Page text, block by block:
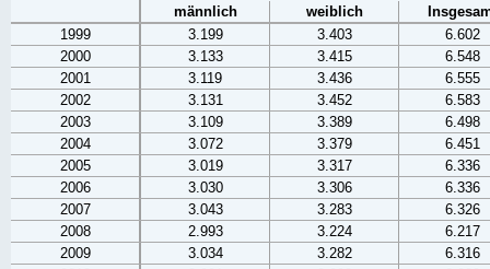
männlich weiblich
1999
3.199 3.403
6.602
2000
3.133 3.415
6.548
2001
3.119 3.436
6.555
2002
3.131 3.452
6.583
2003
3.109 3.389
6.498
2004
3.072 3.379
6.451
2005
3.019 3.317
6.336
2006
3.030 3.306
6.336
2007
3.043 3.283
6.326
2008
2.993 3.224
6.217
2009
3.034 3.282
6.316